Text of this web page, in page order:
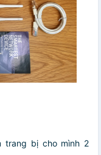
trang bị cho mình 2